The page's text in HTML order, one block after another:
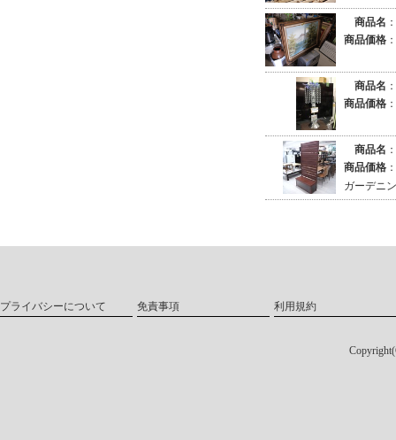
商品名 ：
商品価格 ：
商品名 ：
商品価格 ：
商品名 ：
商品価格 ：
ガーデニ
プライバシーについて 免責事項 利用規約